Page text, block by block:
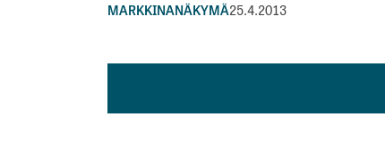
MARKKINANÄKYMÄ25.4.2013